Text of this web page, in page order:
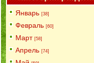
Январь [38]
Февраль [60]
Март [58]
Апрель [74]